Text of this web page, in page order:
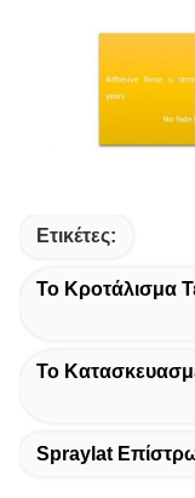
Ετικέτες:
Το Κροτάλισμα
Το
Spraylat